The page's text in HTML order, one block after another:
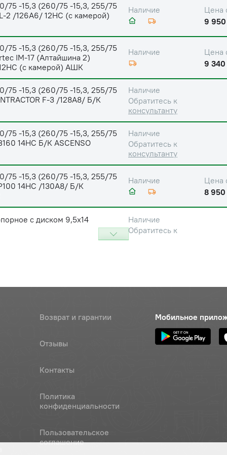
75 -15,3 (260/75 -15,3, 255/75
2 /126A6/ 12НС (с камерой)
Наличие
Цена
9 950
75 -15,3 (260/75 -15,3, 255/75
IM-17 (Алтайшина 2)
(с камерой) АШК
Наличие
Цена
9 340
75 -15,3 (260/75 -15,3, 255/75
F-3 /128A8/ Б/К
Наличие
Обратитесь к
консультанту
75 -15,3 (260/75 -15,3, 255/75
14НС Б/К ASCENSO
Наличие
Обратитесь к
консультанту
75 -15,3 (260/75 -15,3, 255/75
14НС /130A8/ Б/К
Наличие
Цена
8 950
с диском 9,5х14
Наличие
Обратитесь к
консультанту
F-3 /128A8/ Б/К
Обратитесь к
консультанту
75 -15,3 (260/75 -15,3, 255/75
14НС /130A8/ Б/К
штыревая)
Возврат и гарантии
Отзывы
Контакты
Политика
конфиденциальности
Пользовательское
соглашение
Мобильное